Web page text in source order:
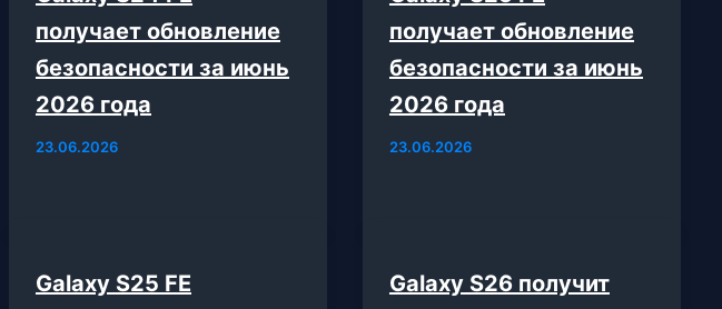
получает обновление
безопасности за июнь
2026 года
23.06.2026
получает обновление
безопасности за июнь
2026 года
23.06.2026
Galaxy S25 FE
Galaxy S26 получит